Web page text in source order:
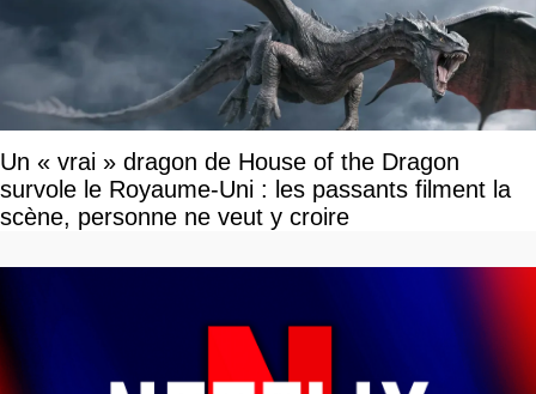
Un « vrai » dragon de House of the Dragon
survole le Royaume-Uni : les passants filment la
scène, personne ne veut y croire